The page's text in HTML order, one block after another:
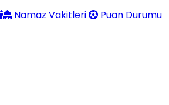
Namaz Vakitleri
Puan Durumu